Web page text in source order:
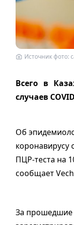
Источник фото:
Всего в
случаев
Об
коронавирусу
ПЦР-теста на
сообщает
За прошедшие